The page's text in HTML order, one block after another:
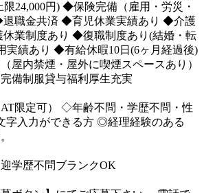
24,000円) ◆保険完備（雇用・労災・
職金共済 ◆育児休業実績あり ◆介護
業制度あり ◆復職制度あり(結婚・転
実績あり ◆有給休暇10日(6ヶ月経過後)
屋内禁煙・屋外に喫煙スペースあり）
備制服貸与福利厚生充実
限定可） ◇年齢不問・学歴不問・性
字入力ができる方 ◎経理経験のある
学歴不問ブランクOK